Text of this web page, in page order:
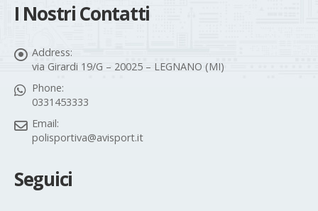
I Nostri Contatti
Address:
via Girardi 19/G – 20025 – LEGNANO (MI)
Phone:
0331453333
Email:
polisportiva@avisport.it
Seguici